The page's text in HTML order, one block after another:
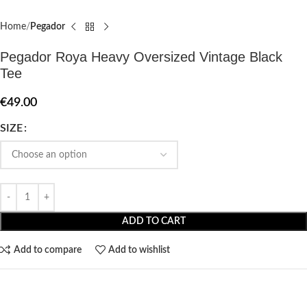
Home Pegador​
Pegador Roya Heavy Oversized Vintage Black
Tee
€49.00
SIZE
ADD TO CART
Add to compare Add to wishlist